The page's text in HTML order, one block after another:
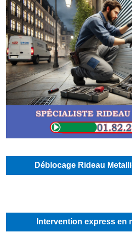
Déblocage Rideau
Intervention express en